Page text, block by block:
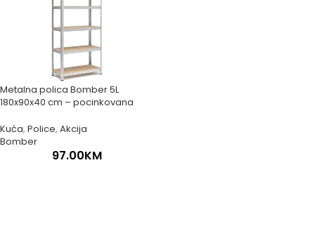
Metalna polica Bomber 5L
180x90x40 cm – pocinkovana
Kuća, Police, Akcija
Bomber
97.00KM